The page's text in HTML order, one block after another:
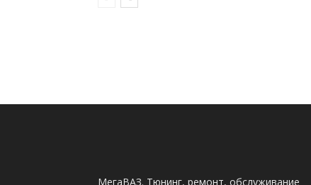
МегаВАЗ. Тюнинг, ремонт, обслуживание